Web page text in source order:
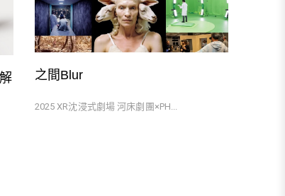
之間Blur
2025 XR沈浸式劇場 河床劇團×PH...